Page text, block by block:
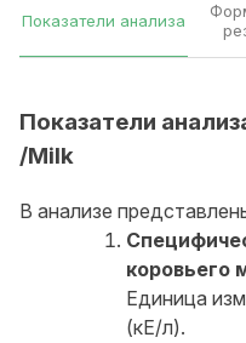
Показатели анализа
Показатели
/Milk
В анализе
коровьего
Единица
(кЕ/л).